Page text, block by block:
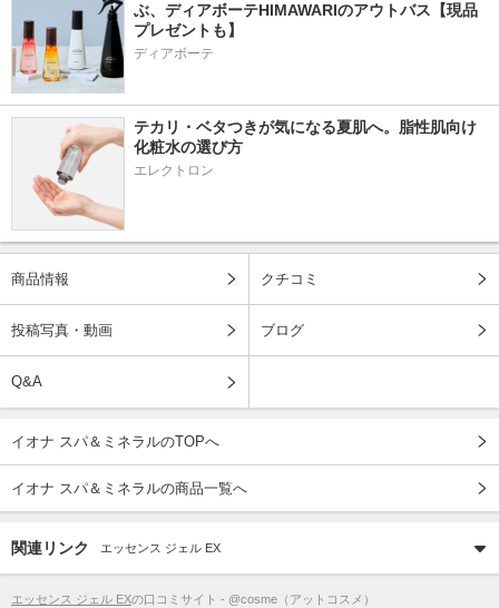
ぶ、ディアボーテHIMAWARIのアウトバス【現品
プレゼントも】
ディアボーテ
テカリ・ベタつきが気になる夏肌へ。脂性肌向け
化粧水の選び方
エレクトロン
商品情報 クチコミ
投稿写真・動画 ブログ
Q&A
イオナ スパ＆ミネラルのTOPへ
イオナ スパ＆ミネラルの商品一覧へ
関連リンク エッセンス ジェル EX
エッセンス ジェル EXの口コミサイト - @cosme（アットコスメ）